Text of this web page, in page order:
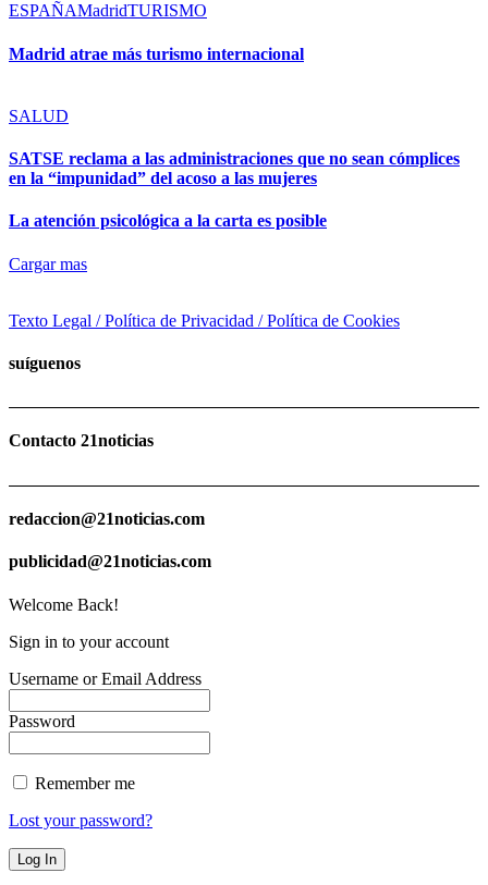
ESPAÑAMadridTURISMO
Madrid atrae más turismo internacional
SALUD
SATSE reclama a las administraciones que no sean cómplices
en la “impunidad” del acoso a las mujeres
La atención psicológica a la carta es posible
Cargar mas
Texto Legal / Política de Privacidad / Política de Cookies
suíguenos
Contacto 21noticias
redaccion@21noticias.com
publicidad@21noticias.com
Welcome Back!
Sign in to your account
Username or Email Address
Password
Remember me
Lost your password?